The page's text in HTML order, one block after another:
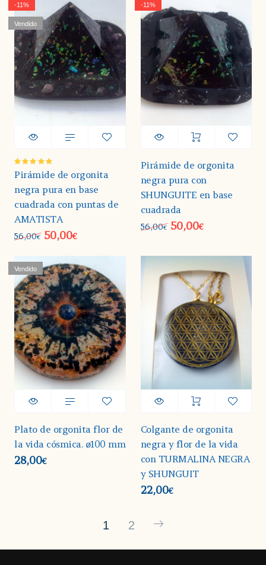
-11%
Vendido
Valorado
en5.00
Pirámide de orgonita
negra pura en base
cuadrada con puntas de
AMATISTA
56,00€ 50,00€
-11%
Pirámide de orgonita
negra pura con
SHUNGUITE en base
cuadrada
56,00€ 50,00€
Vendido
Plato de orgonita flor de
la vida cósmica. ø100 mm
28,00€
Colgante de orgonita
negra y flor de la vida
con TURMALINA NEGRA
y SHUNGUIT
22,00€
1 2